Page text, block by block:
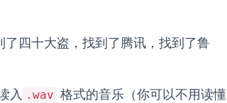
四十大盗，找到了腾讯，找到了鲁
入 .wav 格式的音乐（你可以不用读懂